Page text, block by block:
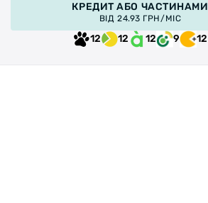
КРЕДИТ АБО ЧАСТИНАМИ
ВІД 24.93 ГРН/МІС
12 12 12 9 12